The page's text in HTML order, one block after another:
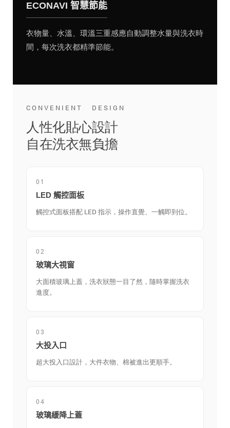
ECONAVI 智慧節能
衣物量、水溫、環溫三重感應自動調整水量與洗衣時
間，每次洗衣都精準節能。
CONVENIENT DESIGN
人性化貼心設計
自在洗衣無負擔
01
LED 觸控面板
觸控式面板搭配 LED 指示，操作直覺、一觸即到位。
02
玻璃大視窗
大面積玻璃上蓋，洗衣狀態一目了然，隨時掌握洗衣
進度。
03
大投入口
超大投入口設計，大件衣物、棉被進出更順手。
04
玻璃緩降上蓋